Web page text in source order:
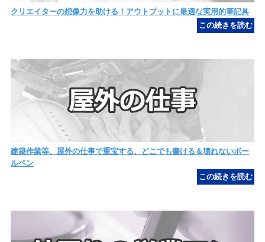
クリエイターの想像力を助ける！アウトプットに最適な実用的筆記具
建築作業等、屋外の仕事で重宝する、どこでも書ける＆壊れないボー
ルペン